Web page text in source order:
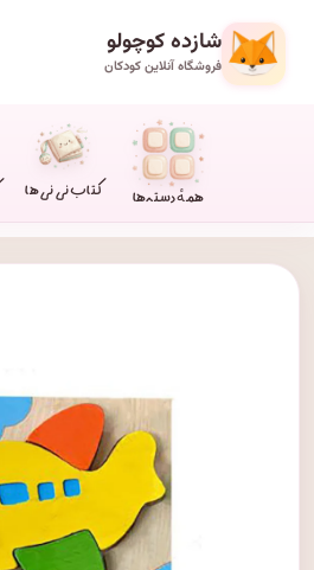
شازده کوچولو
فروشگاه آنلاین کودکان
همهٔ دسته‌ها کتاب نی نی ها